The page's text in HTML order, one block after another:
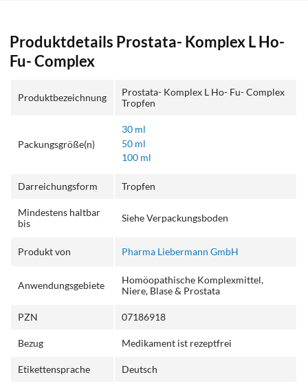
Produktdetails Prostata- Komplex L Ho-
Fu- Complex
Produktbezeichnung
Prostata- Komplex L Ho- Fu- Complex
Tropfen
Packungsgröße(n)
30 ml
50 ml
100 ml
Darreichungsform Tropfen
Mindestens haltbar
bis
Siehe Verpackungsboden
Produkt von Pharma Liebermann GmbH
Anwendungsgebiete
Homöopathische Komplexmittel,
Niere, Blase & Prostata
PZN 07186918
Bezug Medikament ist rezeptfrei
Etikettensprache Deutsch